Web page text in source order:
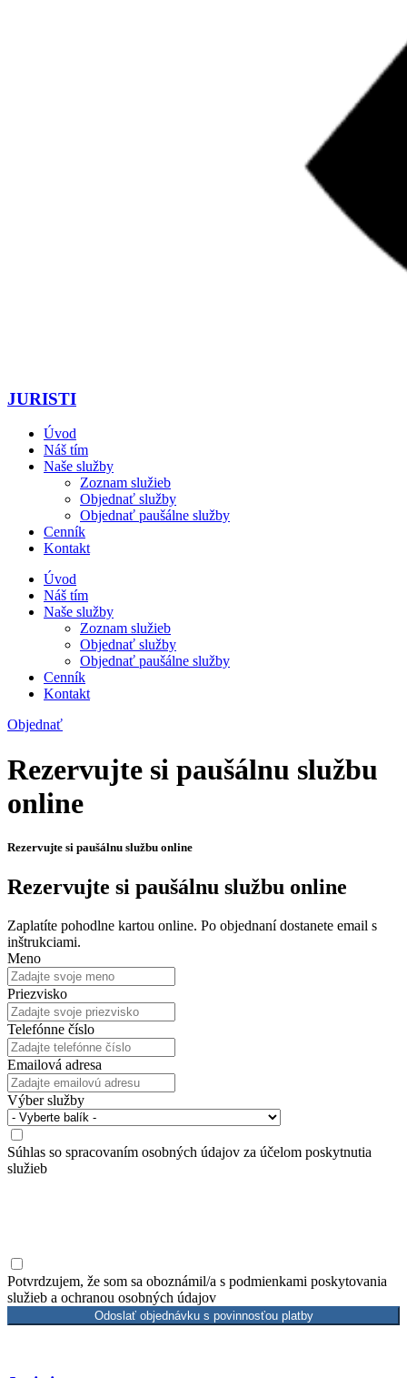
JURISTI
Úvod
Náš tím
Naše služby
Zoznam služieb
Objednať služby
Objednať paušálne služby
Cenník
Kontakt
Úvod
Náš tím
Naše služby
Zoznam služieb
Objednať služby
Objednať paušálne služby
Cenník
Kontakt
Objednať
Rezervujte si paušálnu službu
online
Rezervujte si paušálnu službu online
Rezervujte si paušálnu službu online
Zaplatíte pohodlne kartou online. Po objednaní dostanete email s
inštrukciami.
Meno
Priezvisko
Telefónne číslo
Emailová adresa
Výber služby
Súhlas so spracovaním osobných údajov za účelom poskytnutia
služieb
Potvrdzujem, že som sa oboznámil/a s podmienkami poskytovania
služieb a ochranou osobných údajov
Odoslať objednávku s povinnosťou platby